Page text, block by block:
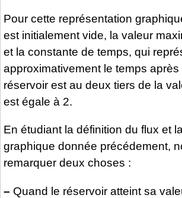
Pour cette représentation
est initialement vide, la valeur
et la constante de temps, qui
approximativement le temps après
réservoir est au deux tiers de la
est égale à 2.
En étudiant la définition du flux et
graphique donnée précédement,
remarquer deux choses :
– Quand le réservoir atteint sa